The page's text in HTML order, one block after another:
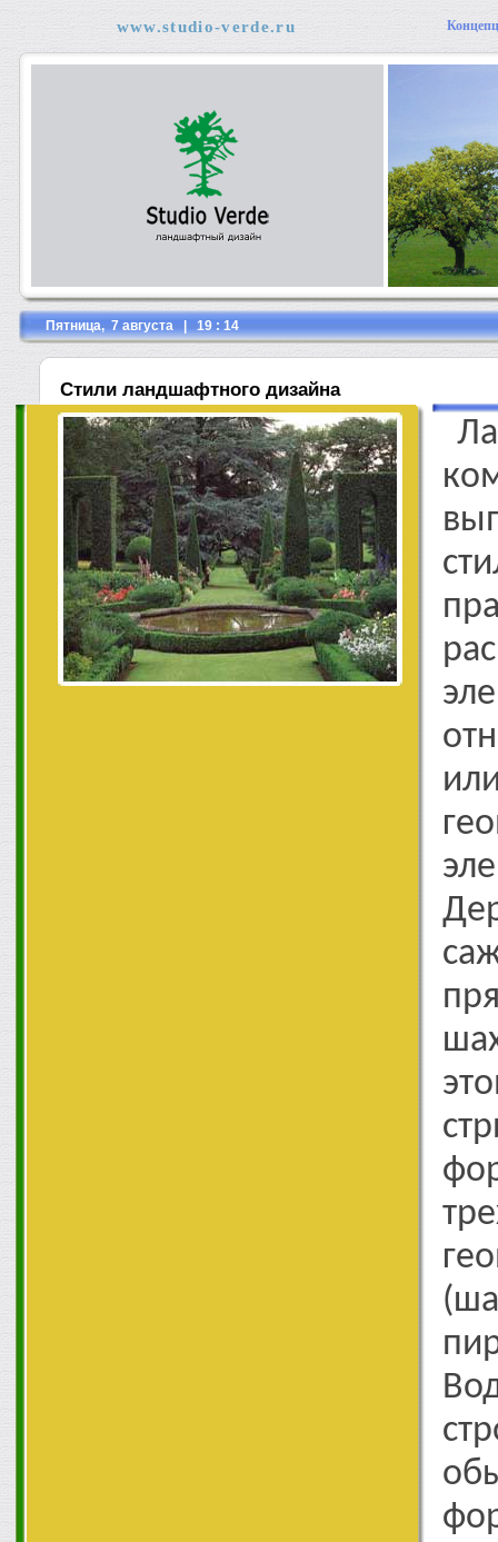
www.studio-verde.ru
Пятница, 7 августа | 19 : 14
Стили ландшафтного дизайна